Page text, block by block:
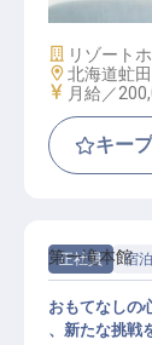
施設業態
リゾート
勤務地
北海道虻
給与
月給／
キー
正社員 宿泊
第一滝本館
おもてなしの
、新たな挑戦